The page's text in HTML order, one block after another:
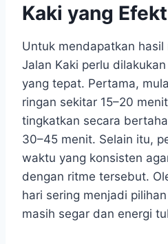
Kaki yang
Untuk mendapatkan hasil
Jalan Kaki perlu
yang tepat. Pertama,
ringan sekitar 15–20
tingkatkan secara
30–45 menit. Selain itu,
waktu yang konsisten
dengan ritme tersebut.
hari sering menjadi
masih segar dan energi